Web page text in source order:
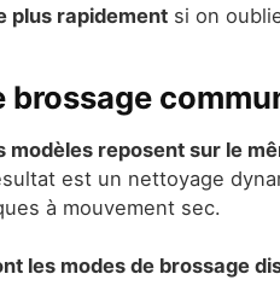
plus rapidement si on
modèles reposent sur le
est un nettoyage
à mouvement sec.
les modes de brossage